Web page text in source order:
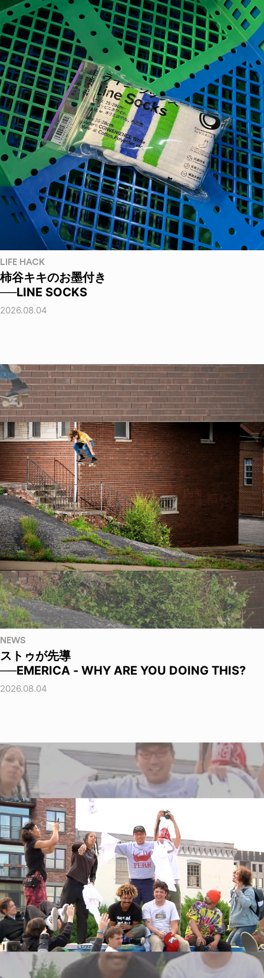
LIFE HACK
柿谷キキのお墨付き
──LINE SOCKS
2026.08.04
NEWS
ストゥが先導
──EMERICA - WHY ARE YOU DOING THIS?
2026.08.04